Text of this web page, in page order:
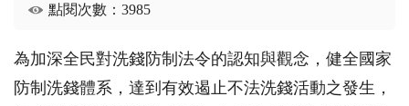
點閱次數：3985
為加深全民對洗錢防制法令的認知與觀念，健全國家
防制洗錢體系，達到有效遏止不法洗錢活動之發生，